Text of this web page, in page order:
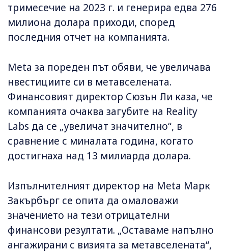
тримесечие на 2023 г. и генерира едва 276
милиона долара приходи, според
последния отчет на компанията.
Meta за пореден път обяви, че увеличава
нвестициите си в метавселената.
Финансовият директор Сюзън Ли каза, че
компанията очаква загубите на Reality
Labs да се „увеличат значително“, в
сравнение с миналата година, когато
достигнаха над 13 милиарда долара.
Изпълнителният директор на Meta Марк
Закърбърг се опита да омаловажи
значението на тези отрицателни
финансови резултати. „Оставаме напълно
ангажирани с визията за метавселената“,